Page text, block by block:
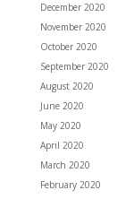
December 2020
November 2020
October 2020
September 2020
August 2020
June 2020
May 2020
April 2020
March 2020
February 2020